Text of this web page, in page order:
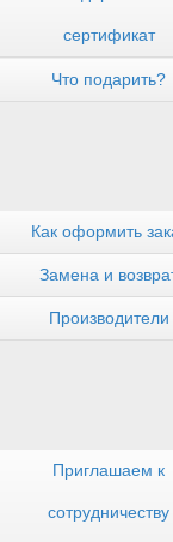
сертификат
Что подарить?
Как оформить
Замена и
Производители
Приглашаем к
сотрудничеству